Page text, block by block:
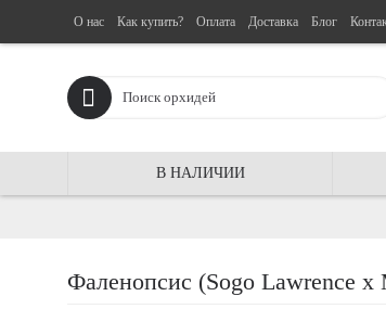
О нас Как купить? Оплата Доставка Блог
В НАЛИЧИИ
Фаленопсис (Sogo Lawrence x